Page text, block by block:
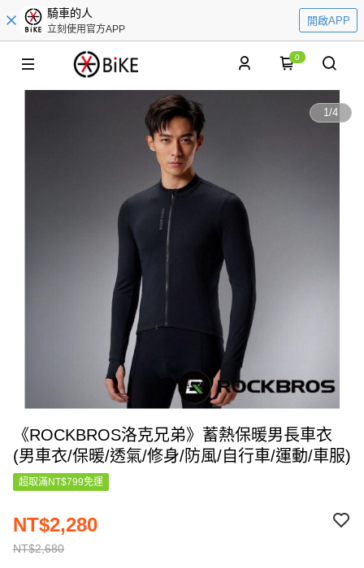
騎車的人
立刻使用官方APP
開啟APP
0
1/4
《ROCKBROS洛克兄弟》蓄熱保暖男長車衣
(男車衣/保暖/透氣/修身/防風/自行車/運動/車服)
超取滿NT$799免運
NT$2,680
NT$2,280